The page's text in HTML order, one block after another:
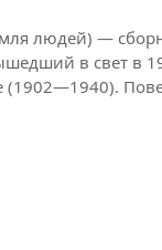
людей) —
в свет в